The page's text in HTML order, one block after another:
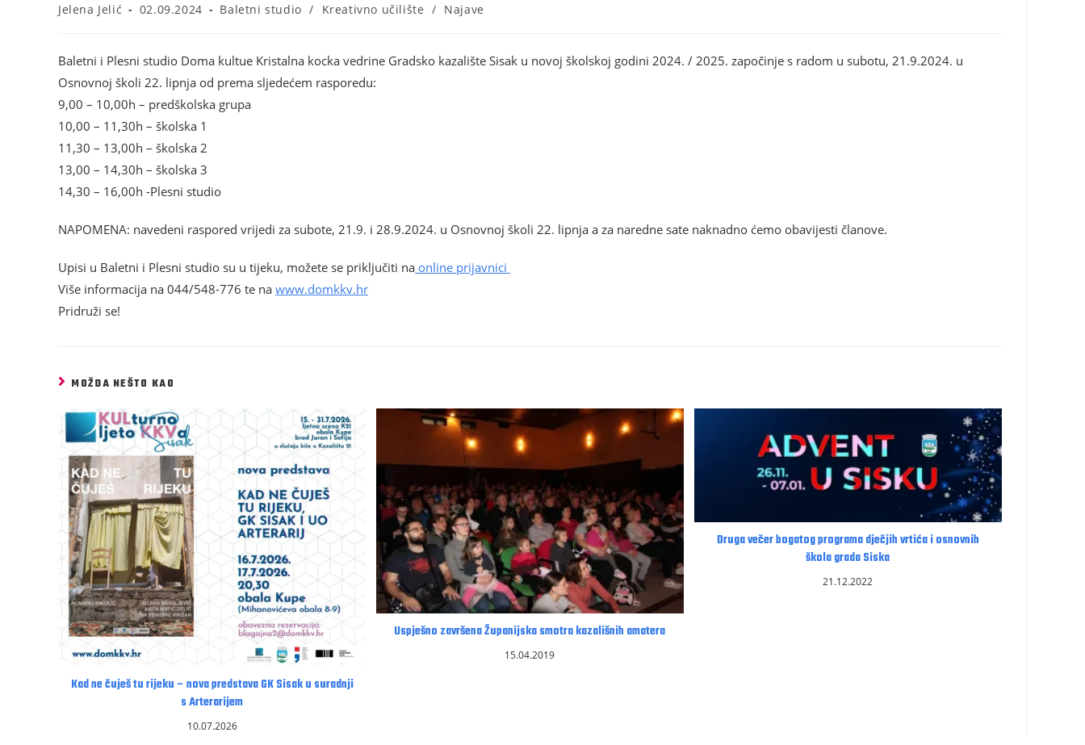
Jelena Jelić 02.09.2024 Baletni studio / Kreativno učilište / Najave
Baletni i Plesni studio Doma kultue Kristalna kocka vedrine Gradsko kazalište Sisak u novoj školskoj godini 2024. / 2025. započinje s radom u subotu, 21.9.2024. u
Osnovnoj školi 22. lipnja od prema sljedećem rasporedu:
9,00 – 10,00h – predškolska grupa
10,00 – 11,30h – školska 1
11,30 – 13,00h – školska 2
13,00 – 14,30h – školska 3
14,30 – 16,00h -Plesni studio
NAPOMENA: navedeni raspored vrijedi za subote, 21.9. i 28.9.2024. u Osnovnoj školi 22. lipnja a za naredne sate naknadno ćemo obavijesti članove.
Upisi u Baletni i Plesni studio su u tijeku, možete se priključiti na online prijavnici
Više informacija na 044/548-776 te na www.domkkv.hr
Pridruži se!
MOŽDA NEŠTO KAO
Kad ne čuješ tu rijeku – nova predstava GK Sisak u suradnji
s Arterarijem
10.07.2026
Uspješno završena Županijska smotra kazališnih amatera
15.04.2019
Druga večer bogatog programa dječjih vrtića i osnovnih
škola grada Siska
21.12.2022